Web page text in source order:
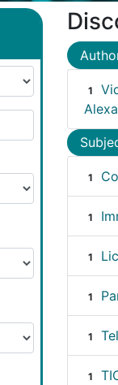
1
1
1
1
1
1
1